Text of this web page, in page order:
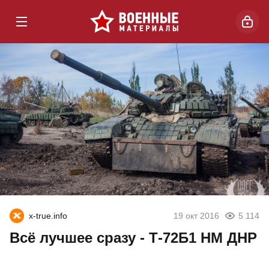
x-true.info 19 окт 2016 5 114
Всё лучшее сразу - Т-72Б1 НМ ДНР